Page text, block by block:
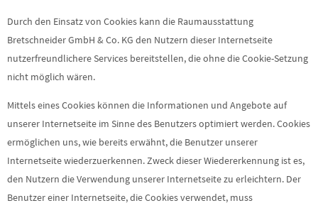
Durch den Einsatz von Cookies kann die Raumausstattung
Bretschneider GmbH & Co. KG den Nutzern dieser Internetseite
nutzerfreundlichere Services bereitstellen, die ohne die Cookie-Setzung
nicht möglich wären.
Mittels eines Cookies können die Informationen und Angebote auf
unserer Internetseite im Sinne des Benutzers optimiert werden. Cookies
ermöglichen uns, wie bereits erwähnt, die Benutzer unserer
Internetseite wiederzuerkennen. Zweck dieser Wiedererkennung ist es,
den Nutzern die Verwendung unserer Internetseite zu erleichtern. Der
Benutzer einer Internetseite, die Cookies verwendet, muss